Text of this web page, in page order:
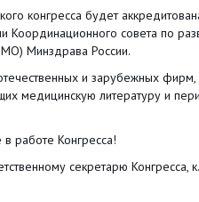
конгресса будет
совета по
Минздрава России.
и зарубежных
медицинскую литературу и
работе Конгресса!
секретарю Конгресса,